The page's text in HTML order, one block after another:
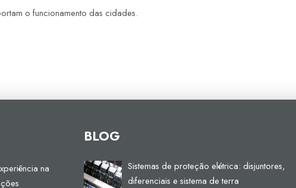
o funcionamento das cidades.
na
BLOG
Sistemas de proteção elétrica: disjuntores,
diferenciais e sistema de terra